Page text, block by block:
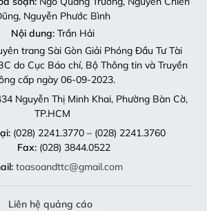
Nguyễn Phước Bình
Nội dung:Trần Hải
trang Sài Gòn Giải Phóng Đầu Tư Tài
do Cục Báo chí, Bộ Thông tin và Truyền
cấp ngày 06-09-2023.
Nguyễn Thị Minh Khai, Phường Bàn Cờ,
TP.HCM
(028) 2241.3770 – (028) 2241.3760
Fax:(028) 3844.0522
toasoandttc@gmail.com
Liên hệ quảng cáo